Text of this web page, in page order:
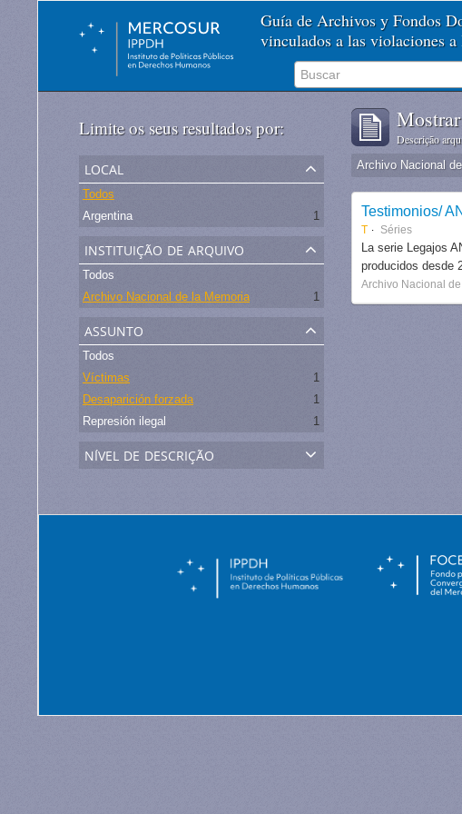
Guía de Archivos y Fondos
vinculados a las violaciones
Limite os seus resultados por:
local
Todos
Argentina
1
instituição de arquivo
Todos
Archivo Nacional de la Memoria
1
assunto
Todos
Víctimas
1
Desaparición forzada
1
Represión ilegal
1
nível de descrição
Descrição
Archivo Nacional
Testimonios/
T Séries
La serie Legajos
producidos desde
Archivo Nacional